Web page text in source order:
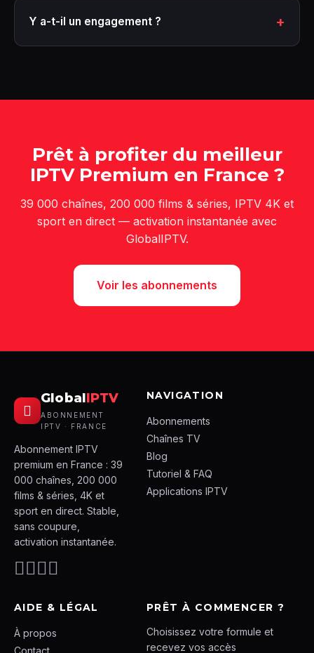
Y a-t-il un engagement ?
Prêt à profiter du meilleur
IPTV Premium en France ?
39 000 chaînes, 200 000 films & séries, IPTV 4K et
sport en direct — activation instantanée avec
GlobalIPTV.
Voir les abonnements
GlobalIPTV
ABONNEMENT
IPTV · FRANCE
Abonnement IPTV
premium en France : 39
000 chaînes, 200 000
films & séries, 4K et
sport en direct. Stable,
sans coupure,
activation instantanée.
NAVIGATION
Abonnements
Chaînes TV
Blog
Tutoriel & FAQ
Applications IPTV
AIDE & LÉGAL
À propos
Contact
PRÊT À COMMENCER ?
Choisissez votre formule et
recevez vos accès